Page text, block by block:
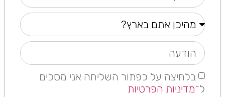
בלחיצה על כפתור השליחה אני מסכים
ל־מדיניות הפרטיות